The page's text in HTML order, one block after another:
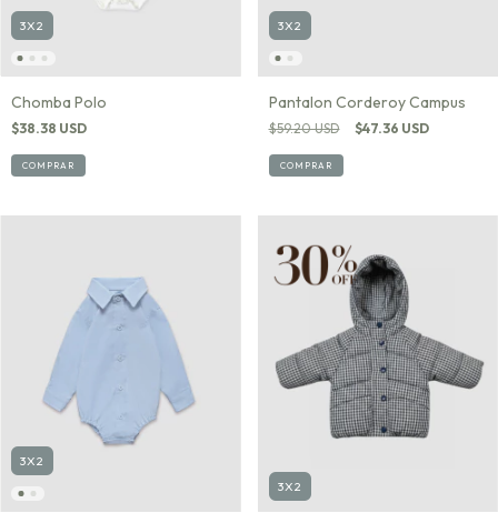
3X2
Chomba Polo
$38.38 USD
COMPRAR
3X2
Pantalon Corderoy Campus
$59.20 USD $47.36 USD
COMPRAR
3X2
3X2